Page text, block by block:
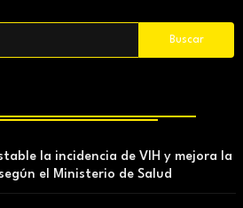
la incidencia de VIH y mejora la
el Ministerio de Salud